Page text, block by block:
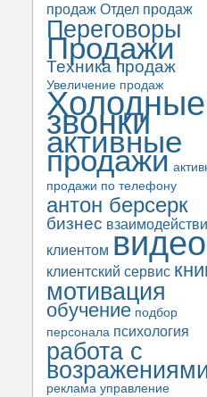
продаж Отдел продаж
Переговоры
Продажи
Техника продаж
Увеличение продаж
Холодные
звонки
активные
продажи
продажи по телефону
антон берсерк
бизнес
клиентом видео
клиентский сервис
мотивация
обучение подбор
персонала психология
работа с
реклама управление